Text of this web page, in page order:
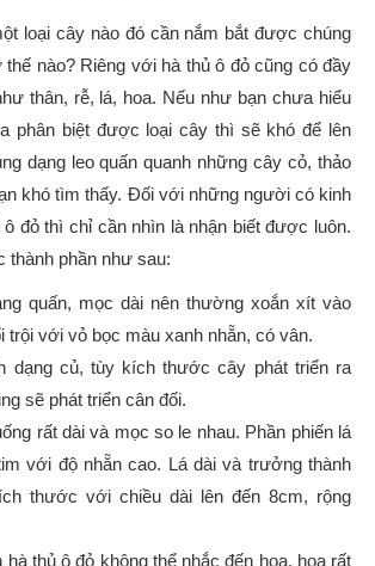
loại cây nào đó cần nắm bắt được chúng
nào? Riêng với hà thủ ô đỏ cũng có đầy
thân, rễ, lá, hoa. Nếu như bạn chưa hiểu
phân biệt được loại cây thì sẽ khó để lên
dạng leo quấn quanh những cây cỏ, thảo
khó tìm thấy. Đối với những người có kinh
ô đỏ thì chỉ cần nhìn là nhận biết được luôn.
thành phần như sau:
quấn, mọc dài nên thường xoắn xít vào
trội với vỏ bọc màu xanh nhẵn, có vân.
dạng củ, tùy kích thước cây phát triển ra
sẽ phát triển cân đối.
rất dài và mọc so le nhau. Phần phiến lá
với độ nhẵn cao. Lá dài và trưởng thành
thước với chiều dài lên đến 8cm, rộng
hà thủ ô đỏ không thể nhắc đến hoa, hoa rất